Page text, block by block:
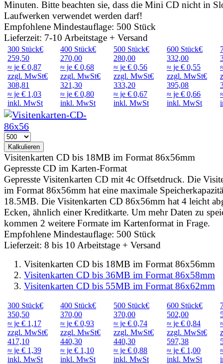
Minuten. Bitte beachten sie, dass die Mini CD nicht in
Laufwerken verwendet werden darf!
Empfohlene Mindestauflage: 500 Stück
Lieferzeit: 7-10 Arbeitstage + Versand
300 Stück€
259,50
≈ je € 0,87
zzgl. MwSt€
308,81
≈ je € 1,03
inkl. MwSt
400 Stück€
270,00
≈ je € 0,68
zzgl. MwSt€
321,30
≈ je € 0,80
inkl. MwSt
500 Stück€
280,00
≈ je € 0,56
zzgl. MwSt€
333,20
≈ je € 0,67
inkl. MwSt
600 Stück€
332,00
≈ je € 0,55
zzgl. MwSt€
395,08
≈ je € 0,66
inkl. MwSt
Visitenkarten CD bis 18MB im Format 86x56mm
Gepresste CD im Karten-Format
Gepresste Visitenkarten CD mit 4c Offsetdruck. Die
im Format 86x56mm hat eine maximale
18.5MB. Die Visitenkarten CD 86x56mm hat 4 leicht
Ecken, ähnlich einer Kreditkarte. Um mehr Daten zu
kommen 2 weitere Formate im Kartenformat in Frage.
Empfohlene Mindestauflage: 500 Stück
Lieferzeit: 8 bis 10 Arbeitstage + Versand
Visitenkarten CD bis 18MB im Format 86x56mm
Visitenkarten CD bis 36MB im Format 86x58mm
Visitenkarten CD bis 55MB im Format 86x62mm
300 Stück€
350,50
≈ je € 1,17
zzgl. MwSt€
417,10
≈ je € 1,39
inkl. MwSt
400 Stück€
370,00
≈ je € 0,93
zzgl. MwSt€
440,30
≈ je € 1,10
inkl. MwSt
500 Stück€
370,00
≈ je € 0,74
zzgl. MwSt€
440,30
≈ je € 0,88
inkl. MwSt
600 Stück€
502,00
≈ je € 0,84
zzgl. MwSt€
597,38
≈ je € 1,00
inkl. MwSt